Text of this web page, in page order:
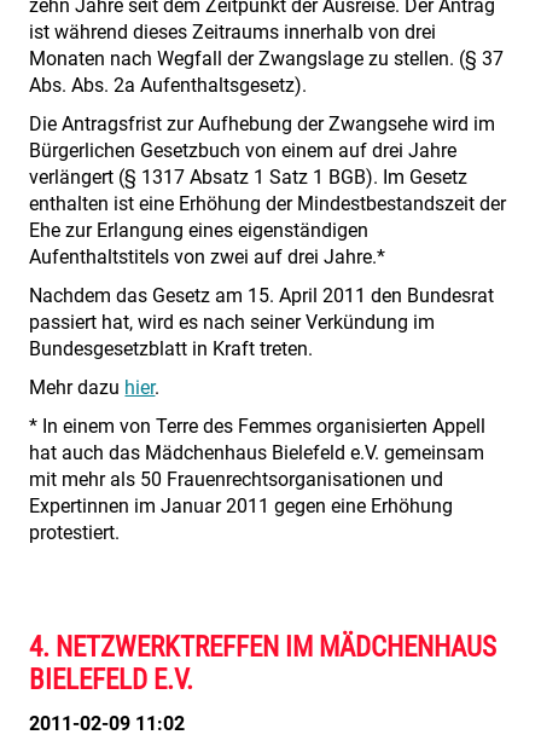
zehn Jahre seit dem Zeitpunkt der Ausreise. Der Antrag
ist während dieses Zeitraums innerhalb von drei
Monaten nach Wegfall der Zwangslage zu stellen. (§ 37
Abs. Abs. 2a Aufenthaltsgesetz).
Die Antragsfrist zur Aufhebung der Zwangsehe wird im
Bürgerlichen Gesetzbuch von einem auf drei Jahre
verlängert (§ 1317 Absatz 1 Satz 1 BGB). Im Gesetz
enthalten ist eine Erhöhung der Mindestbestandszeit der
Ehe zur Erlangung eines eigenständigen
Aufenthaltstitels von zwei auf drei Jahre.*
Nachdem das Gesetz am 15. April 2011 den Bundesrat
passiert hat, wird es nach seiner Verkündung im
Bundesgesetzblatt in Kraft treten.
Mehr dazu hier.
* In einem von Terre des Femmes organisierten Appell
hat auch das Mädchenhaus Bielefeld e.V. gemeinsam
mit mehr als 50 Frauenrechtsorganisationen und
Expertinnen im Januar 2011 gegen eine Erhöhung
protestiert.
4. NETZWERKTREFFEN IM MÄDCHENHAUS
BIELEFELD E.V.
2011-02-09 11:02